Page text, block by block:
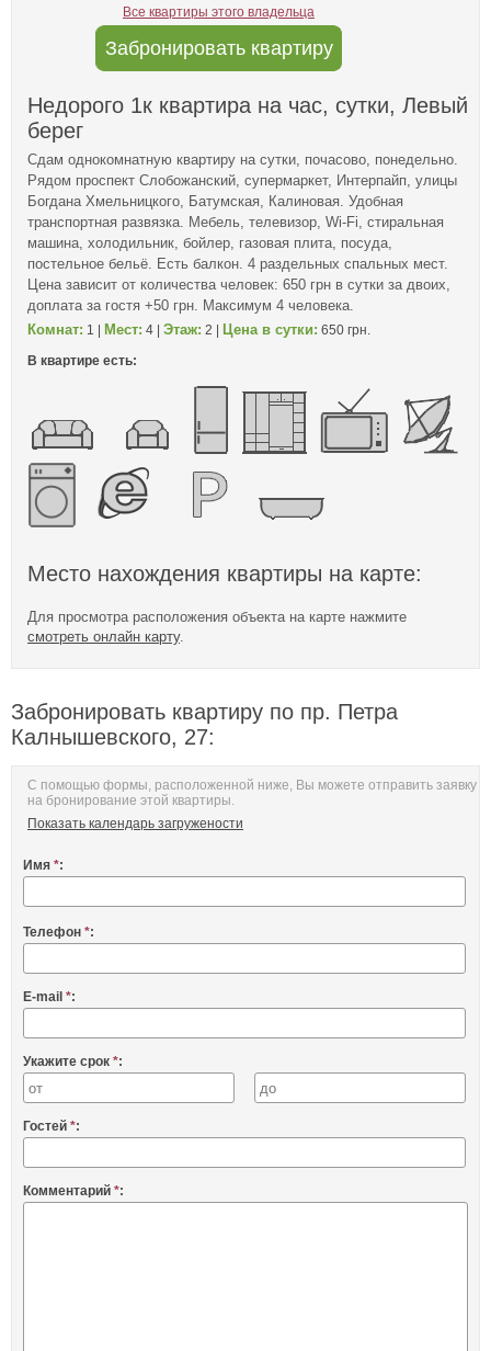
Все квартиры этого владельца
Забронировать квартиру
Недорого 1к квартира на час, сутки, Левый
берег
Сдам однокомнатную квартиру на сутки, почасово, понедельно.
Рядом проспект Слобожанский, супермаркет, Интерпайп, улицы
Богдана Хмельницкого, Батумская, Калиновая. Удобная
транспортная развязка. Мебель, телевизор, Wi-Fi, стиральная
машина, холодильник, бойлер, газовая плита, посуда,
постельное бельё. Есть балкон. 4 раздельных спальных мест.
Цена зависит от количества человек: 650 грн в сутки за двоих,
доплата за гостя +50 грн. Максимум 4 человека.
Комнат: 1 | Мест: 4 | Этаж: 2 | Цена в сутки: 650 грн.
В квартире есть:
Место нахождения квартиры на карте:
Для просмотра расположения объекта на карте нажмите
смотреть онлайн карту.
Забронировать квартиру по пр. Петра
Калнышевского, 27:
С помощью формы, расположенной ниже, Вы можете отправить заявку
на бронирование этой квартиры.
Показать календарь загружености
Имя *:
Телефон *:
E-mail *:
Укажите срок *:
Гостей *:
Комментарий *: